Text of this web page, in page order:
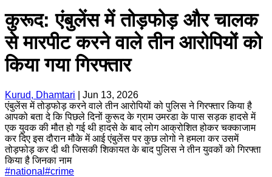
कुरूद: एंबुलेंस में तोड़फोड़ और चालक
से मारपीट करने वाले तीन आरोपियों को
किया गया गिरफ्तार
Kurud, Dhamtari
Jun 13, 2026
एंबुलेंस में तोड़फोड़ करने वाले तीन आरोपियों को पुलिस ने गिरफ्तार किया है
आपको बता दे कि पिछले दिनों कुरूद के ग्राम उमरडा के पास सड़क हादसे में
एक युवक की मौत हो गई थी हादसे के बाद लोग आक्रोशित होकर चक्काजाम
कर दिए इस दौरान मौके में आई एंबुलेंस पर कुछ लोगो ने हमला कर उसमें
तोड़फोड़ कर दी थी जिसकी शिकायत के बाद पुलिस ने तीन युवकों को गिरफ्ता
किया है जिनका नाम
#national #crime